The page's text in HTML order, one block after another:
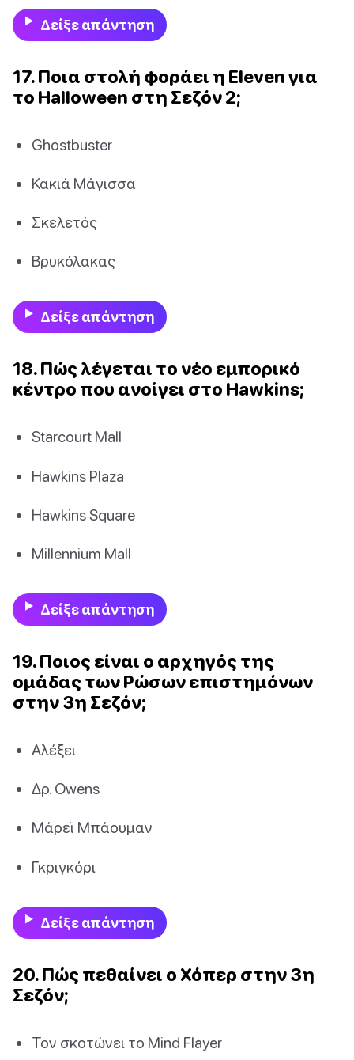
Δείξε απάντηση
17. Ποια στολή φοράει η Eleven για
το Halloween στη Σεζόν 2;
Ghostbuster
Κακιά Μάγισσα
Σκελετός
Βρυκόλακας
Δείξε απάντηση
18. Πώς λέγεται το νέο εμπορικό
κέντρο που ανοίγει στο Hawkins;
Starcourt Mall
Hawkins Plaza
Hawkins Square
Millennium Mall
Δείξε απάντηση
19. Ποιος είναι ο αρχηγός της
ομάδας των Ρώσων επιστημόνων
στην 3η Σεζόν;
Αλέξει
Δρ. Owens
Μάρεϊ Μπάουμαν
Γκριγκόρι
Δείξε απάντηση
20. Πώς πεθαίνει ο Χόπερ στην 3η
Σεζόν;
Τον σκοτώνει το Mind Flayer